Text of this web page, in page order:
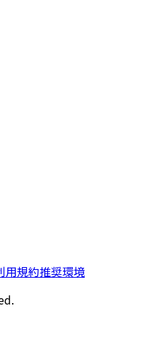
用規約推奨環境